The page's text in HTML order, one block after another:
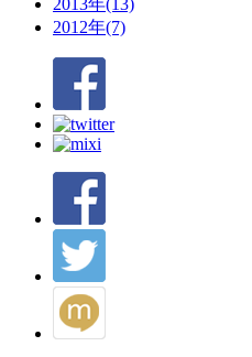
2013年(13)
2012年(7)